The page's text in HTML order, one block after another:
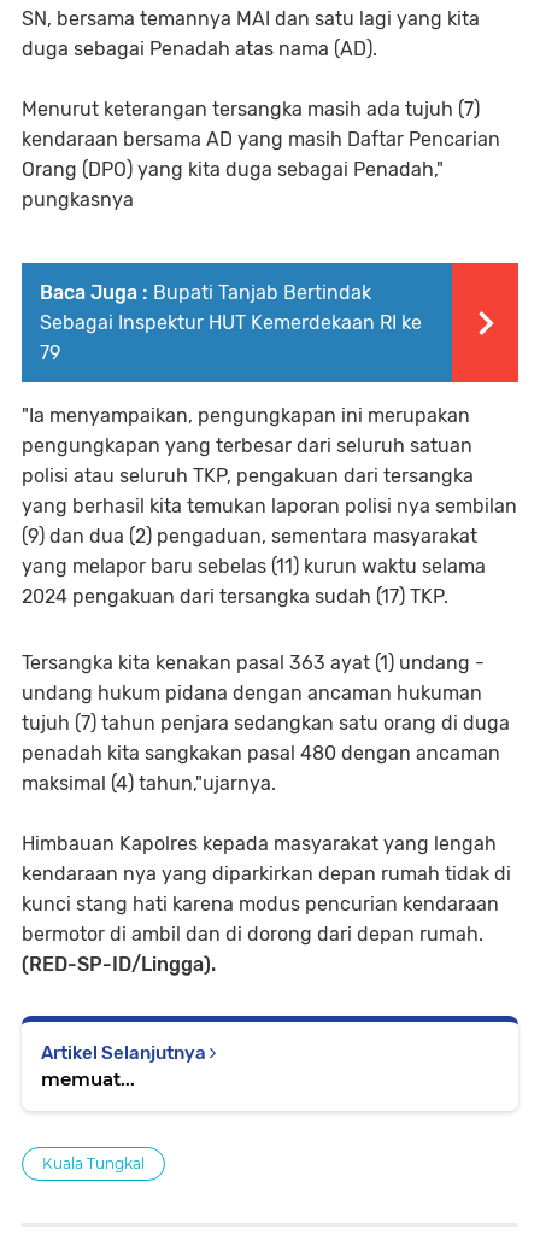
SN, bersama temannya MAI dan satu lagi yang kita
duga sebagai Penadah atas nama (AD).
Menurut keterangan tersangka masih ada tujuh (7)
kendaraan bersama AD yang masih Daftar Pencarian
Orang (DPO) yang kita duga sebagai Penadah,"
pungkasnya
Baca Juga : Bupati Tanjab Bertindak
Sebagai Inspektur HUT Kemerdekaan RI ke
79
"Ia menyampaikan, pengungkapan ini merupakan
pengungkapan yang terbesar dari seluruh satuan
polisi atau seluruh TKP, pengakuan dari tersangka
yang berhasil kita temukan laporan polisi nya sembilan
(9) dan dua (2) pengaduan, sementara masyarakat
yang melapor baru sebelas (11) kurun waktu selama
2024 pengakuan dari tersangka sudah (17) TKP.
Tersangka kita kenakan pasal 363 ayat (1) undang -
undang hukum pidana dengan ancaman hukuman
tujuh (7) tahun penjara sedangkan satu orang di duga
penadah kita sangkakan pasal 480 dengan ancaman
maksimal (4) tahun,"ujarnya.
Himbauan Kapolres kepada masyarakat yang lengah
kendaraan nya yang diparkirkan depan rumah tidak di
kunci stang hati karena modus pencurian kendaraan
bermotor di ambil dan di dorong dari depan rumah.
(RED-SP-ID/Lingga).
Artikel Selanjutnya
memuat...
Kuala Tungkal